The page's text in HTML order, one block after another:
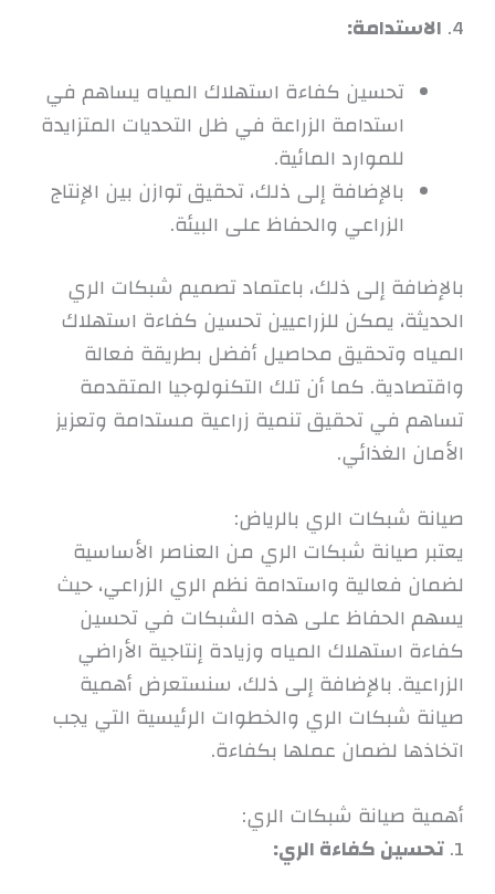
4. الاستدامة:
تحسين كفاءة استهلاك المياه يساهم في
استدامة الزراعة في ظل التحديات المتزايدة
للموارد المائية.
بالإضافة إلى ذلك، تحقيق توازن بين الإنتاج
الزراعي والحفاظ على البيئة.
بالإضافة إلى ذلك، باعتماد تصميم شبكات الري
الحديثة، يمكن للزراعيين تحسين كفاءة استهلاك
المياه وتحقيق محاصيل أفضل بطريقة فعالة
واقتصادية. كما أن تلك التكنولوجيا المتقدمة
تساهم في تحقيق تنمية زراعية مستدامة وتعزيز
الأمان الغذائي.
صيانة شبكات الري بالرياض:
يعتبر صيانة شبكات الري من العناصر الأساسية
لضمان فعالية واستدامة نظم الري الزراعي، حيث
يسهم الحفاظ على هذه الشبكات في تحسين
كفاءة استهلاك المياه وزيادة إنتاجية الأراضي
الزراعية. بالإضافة إلى ذلك، سنستعرض أهمية
صيانة شبكات الري والخطوات الرئيسية التي يجب
اتخاذها لضمان عملها بكفاءة.
أهمية صيانة شبكات الري:
1. تحسين كفاءة الري: